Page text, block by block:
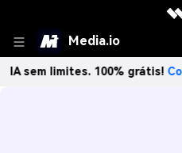
Media.io
100% grátis!Comece